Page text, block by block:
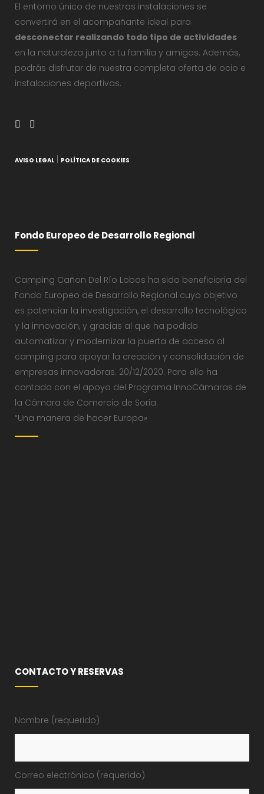
El entorno único de nuestras instalaciones se
convertirá en el acompañante ideal para
desconectar realizando todo tipo de actividades
en la naturaleza junto a tu familia y amigos. Además,
podrás disfrutar de nuestra completa oferta de ocio e
instalaciones deportivas.
AVISO LEGAL POLÍTICA DE COOKIES
Fondo Europeo de Desarrollo Regional
Camping Cañon Del Río Lobos ha sido beneficiaria del
Fondo Europeo de Desarrollo Regional cuyo objetivo
es potenciar la investigación, el desarrollo tecnológico
y la innovación, y gracias al que ha podido
automatizar y modernizar la puerta de acceso al
camping para apoyar la creación y consolidación de
empresas innovadoras. 20/12/2020. Para ello ha
contado con el apoyo del Programa InnoCámaras de
la Cámara de Comercio de Soria.
“Una manera de hacer Europa»
CONTACTO Y RESERVAS
Nombre (requerido)
Correo electrónico (requerido)